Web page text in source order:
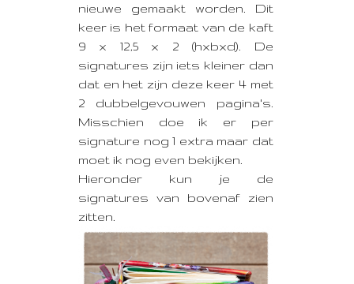
nieuwe gemaakt worden. Dit
keer is het formaat van de kaft
9 x 12,5 x 2 (hxbxd). De
signatures zijn iets kleiner dan
dat en het zijn deze keer 4 met
2 dubbelgevouwen pagina's.
Misschien doe ik er per
signature nog 1 extra maar dat
moet ik nog even bekijken.
Hieronder kun je de
signatures van bovenaf zien
zitten.